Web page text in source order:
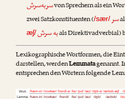
سربه‌سرشvon Sprechern als ein
zwei Satzkonstituenten (/sær/سر
æʃ/به سرشals Direktivadverbial)
Lexikographische Wortformen, die
darstellen, werdenLemmatagenannt.
entsprechen den Wörtern folgende